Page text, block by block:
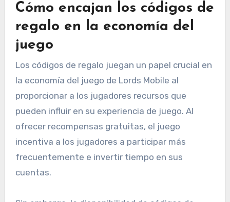
Cómo encajan los códigos de
regalo en la economía del
juego
Los códigos de regalo juegan un papel crucial en
la economía del juego de Lords Mobile al
proporcionar a los jugadores recursos que
pueden influir en su experiencia de juego. Al
ofrecer recompensas gratuitas, el juego
incentiva a los jugadores a participar más
frecuentemente e invertir tiempo en sus
cuentas.